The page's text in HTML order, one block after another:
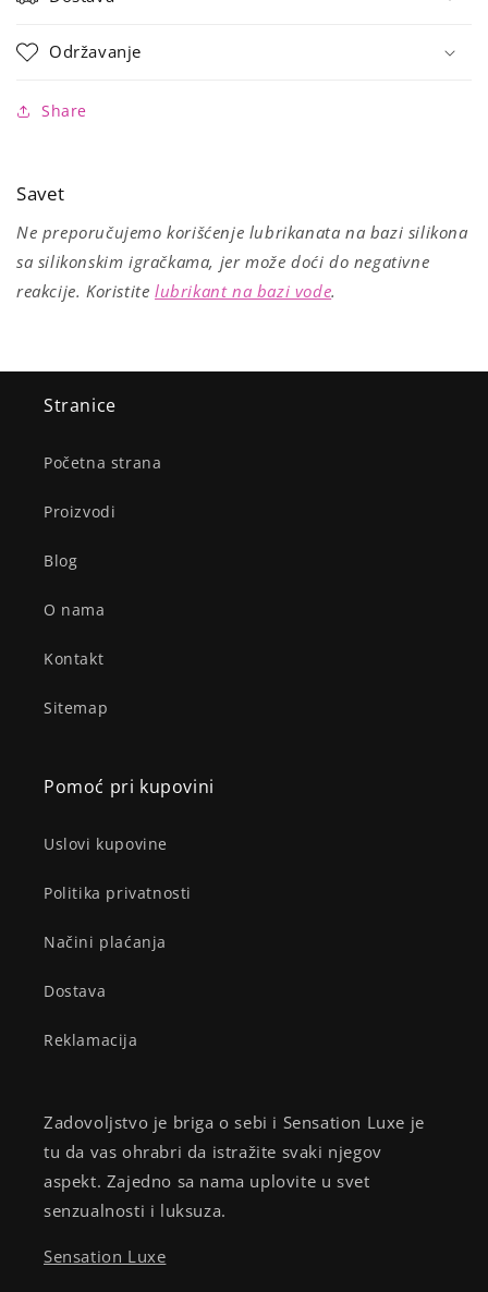
Održavanje
Share
Savet
Ne preporučujemo korišćenje lubrikanata na bazi silikona
sa silikonskim igračkama, jer može doći do negativne
reakcije. Koristite lubrikant na bazi vode.
Stranice
Početna strana
Proizvodi
Blog
O nama
Kontakt
Sitemap
Pomoć pri kupovini
Uslovi kupovine
Politika privatnosti
Načini plaćanja
Dostava
Reklamacija
Zadovoljstvo je briga o sebi i Sensation Luxe je
tu da vas ohrabri da istražite svaki njegov
aspekt. Zajedno sa nama uplovite u svet
senzualnosti i luksuza.
Sensation Luxe